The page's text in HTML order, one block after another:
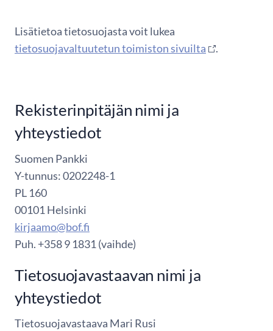
Lisätietoa tietosuojasta voit lukea
tietosuojavaltuutetun toimiston sivuilta
.
Rekisterinpitäjän nimi ja
yhteystiedot
Suomen Pankki
Y-tunnus: 0202248-1
PL 160
00101 Helsinki
kirjaamo@bof.fi
Puh. +358 9 1831 (vaihde)
Tietosuojavastaavan nimi ja
yhteystiedot
Tietosuojavastaava Mari Rusi